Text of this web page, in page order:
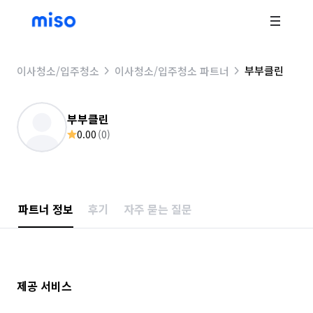
이사청소/입주청소 이사청소/입주청소 파트너 부부클린
부부클린
0.00 (0)
파트너 정보 후기 자주 묻는 질문
제공 서비스